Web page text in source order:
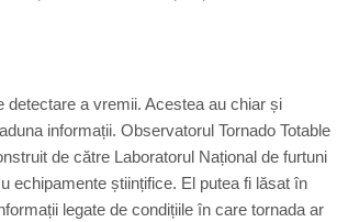
a vremii. Acestea au chiar și
informații. Observatorul Tornado Totable
de către Laboratorul Național de furtuni
echipamente științifice. El putea fi lăsat în
legate de condițiile în care tornada ar